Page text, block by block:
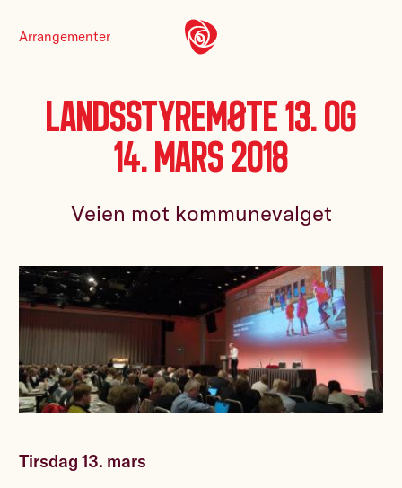
Arrangementer
Landsstyremøte 13. og
14. mars 2018
Veien mot kommunevalget
Tirsdag 13. mars